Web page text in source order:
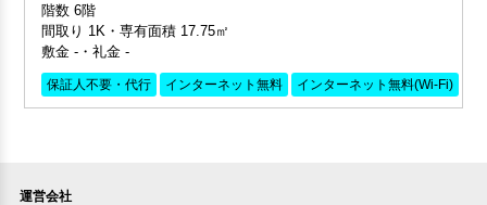
階数 6階
間取り 1K・専有面積 17.75㎡
敷金 -・礼金 -
保証人不要・代行 インターネット無料 インターネット無料(Wi-Fi)
運営会社